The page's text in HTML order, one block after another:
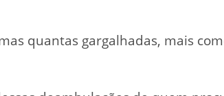
quantas gargalhadas, mais